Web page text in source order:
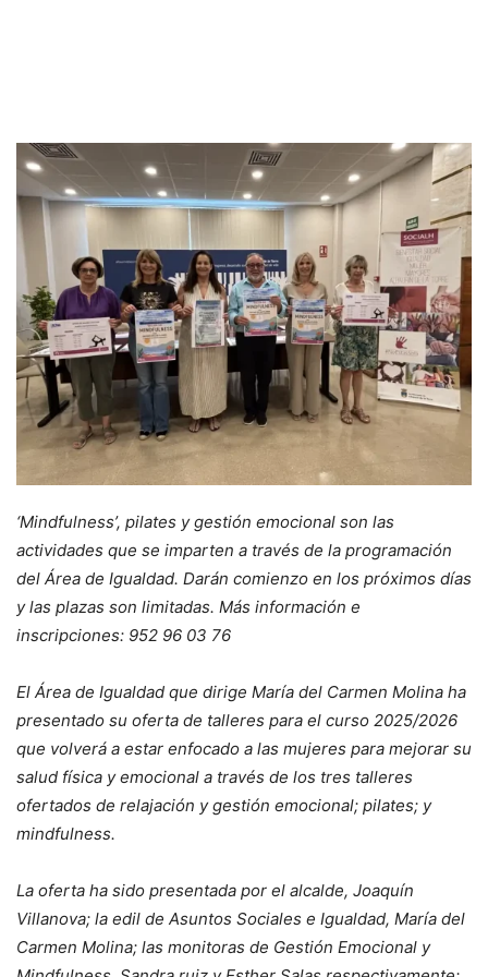
‘Mindfulness’, pilates y gestión emocional son las
actividades que se imparten a través de la programación
del Área de Igualdad. Darán comienzo en los próximos días
y las plazas son limitadas. Más información e
inscripciones: 952 96 03 76
El Área de Igualdad que dirige María del Carmen Molina ha
presentado su oferta de talleres para el curso 2025/2026
que volverá a estar enfocado a las mujeres para mejorar su
salud física y emocional a través de los tres talleres
ofertados de relajación y gestión emocional; pilates; y
mindfulness.
La oferta ha sido presentada por el alcalde, Joaquín
Villanova; la edil de Asuntos Sociales e Igualdad, María del
Carmen Molina; las monitoras de Gestión Emocional y